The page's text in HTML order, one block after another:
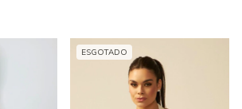
ESGOTADO